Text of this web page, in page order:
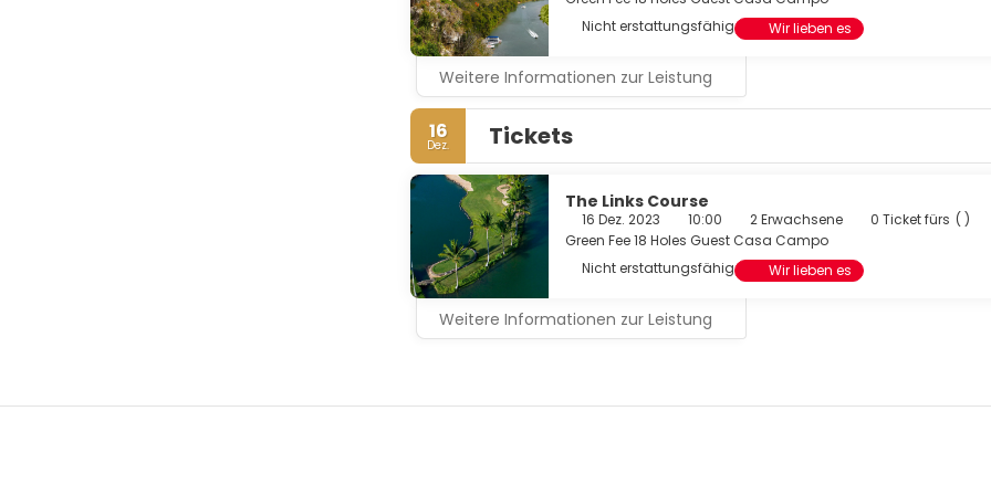
Nicht erstattungsfähig
Wir lieben es
Weitere Informationen zur Leistung
16
Dez. Tickets
The Links Course
16 Dez. 2023 10:00 2 Erwachsene 0 Ticket fürs ( )
Green Fee 18 Holes Guest Casa Campo
Nicht erstattungsfähig
Wir lieben es
Weitere Informationen zur Leistung